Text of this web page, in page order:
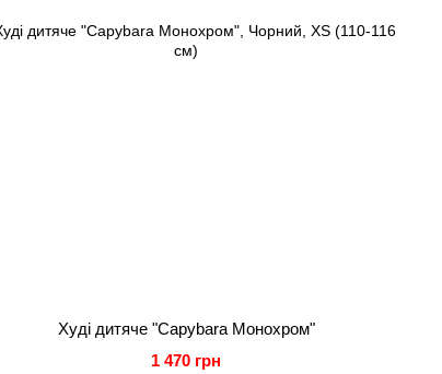
Худі дитяче "Capybara Монохром"
1 470 грн